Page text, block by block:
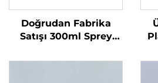
Doğrudan Fabrika
Satışı 300ml Sprey
Yuvarlak Omuzlu